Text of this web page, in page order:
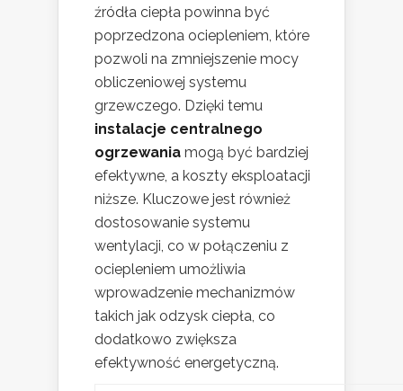
źródła ciepła powinna być
poprzedzona ociepleniem, które
pozwoli na zmniejszenie mocy
obliczeniowej systemu
grzewczego. Dzięki temu
instalacje centralnego
ogrzewania mogą być bardziej
efektywne, a koszty eksploatacji
niższe. Kluczowe jest również
dostosowanie systemu
wentylacji, co w połączeniu z
ociepleniem umożliwia
wprowadzenie mechanizmów
takich jak odzysk ciepła, co
dodatkowo zwiększa
efektywność energetyczną.